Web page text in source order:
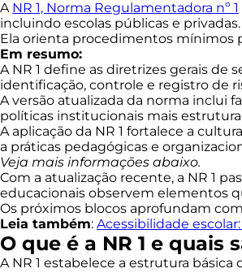
A NR 1, Norma Regulamentadora nº 1
incluindo escolas públicas e privadas.
Ela orienta procedimentos mínimos
Em resumo:
A NR 1 define as diretrizes gerais de
identificação, controle e registro de
A versão atualizada da norma inclui
políticas institucionais mais
A aplicação da NR 1 fortalece a
a práticas pedagógicas e
Veja mais informações abaixo.
Com a atualização recente, a NR 1
educacionais observem elementos
Os próximos blocos aprofundam
Leia também: Acessibilidade
O que é a NR 1 e quais
A NR 1 estabelece a estrutura básica